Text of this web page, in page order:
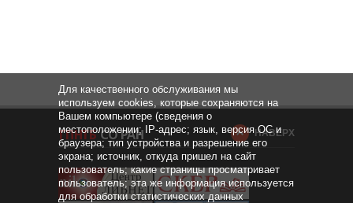
НАВЕРХ
Для качественного обслуживания мы
используем cookies, которые сохраняются на
Вашем компьютере (сведения о
местоположении; IP-адрес; язык, версия ОС и
браузера; тип устройства и разрешение его
экрана; источник, откуда пришел на сайт
пользователь; какие страницы просматривает
пользователь; эта же информация используется
для обработки статистических данных